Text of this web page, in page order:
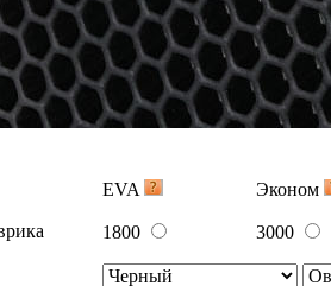
EVA
Эконом
1800 3000